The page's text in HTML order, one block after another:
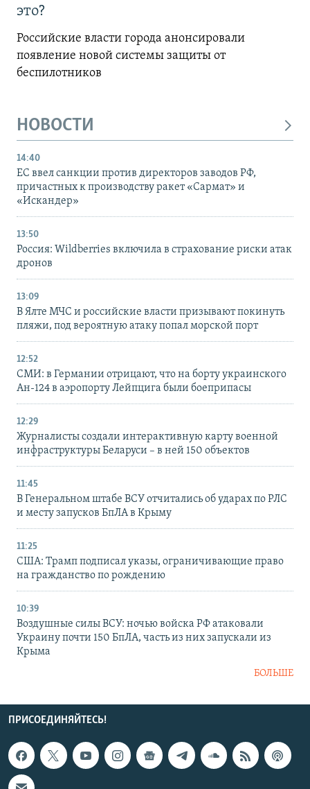
это?
Российские власти города анонсировали
появление новой системы защиты от
беспилотников
НОВОСТИ
14:40
ЕС ввел санкции против директоров заводов РФ,
причастных к производству ракет «Сармат» и
«Искандер»
13:50
Россия: Wildberries включила в страхование риски атак
дронов
13:09
В Ялте МЧС и российские власти призывают покинуть
пляжи, под вероятную атаку попал морской порт
12:52
СМИ: в Германии отрицают, что на борту украинского
Ан-124 в аэропорту Лейпцига были боеприпасы
12:29
Журналисты создали интерактивную карту военной
инфраструктуры Беларуси – в ней 150 объектов
11:45
В Генеральном штабе ВСУ отчитались об ударах по РЛС
и месту запусков БпЛА в Крыму
11:25
США: Трамп подписал указы, ограничивающие право
на гражданство по рождению
10:39
Воздушные силы ВСУ: ночью войска РФ атаковали
Украину почти 150 БпЛА, часть из них запускали из
Крыма
БОЛЬШЕ
ПРИСОЕДИНЯЙТЕСЬ!